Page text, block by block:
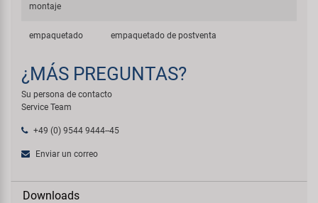
montaje
empaquetado empaquetado de postventa
¿MÁS PREGUNTAS?
Su persona de contacto
Service Team
+49 (0) 9544 9444--45
Enviar un correo
Downloads